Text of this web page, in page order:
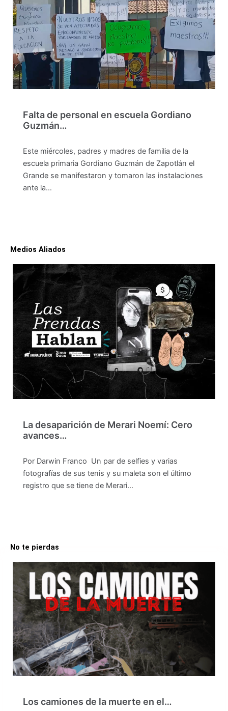
Falta de personal en escuela Gordiano
Guzmán…
Este miércoles, padres y madres de familia de la
escuela primaria Gordiano Guzmán de Zapotlán el
Grande se manifestaron y tomaron las instalaciones
ante la…
Medios Aliados
La desaparición de Merari Noemí: Cero
avances…
Por Darwin Franco Un par de selfies y varias
fotografías de sus tenis y su maleta son el último
registro que se tiene de Merari…
No te pierdas
Los camiones de la muerte en el…